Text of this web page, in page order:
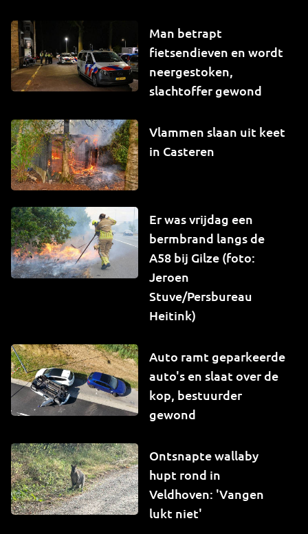
Man betrapt
fietsendieven en wordt
neergestoken,
slachtoffer gewond
Vlammen slaan uit keet
in Casteren
Er was vrijdag een
bermbrand langs de
A58 bij Gilze (foto:
Jeroen
Stuve/Persbureau
Heitink)
Auto ramt geparkeerde
auto's en slaat over de
kop, bestuurder
gewond
Ontsnapte wallaby
hupt rond in
Veldhoven: 'Vangen
lukt niet'